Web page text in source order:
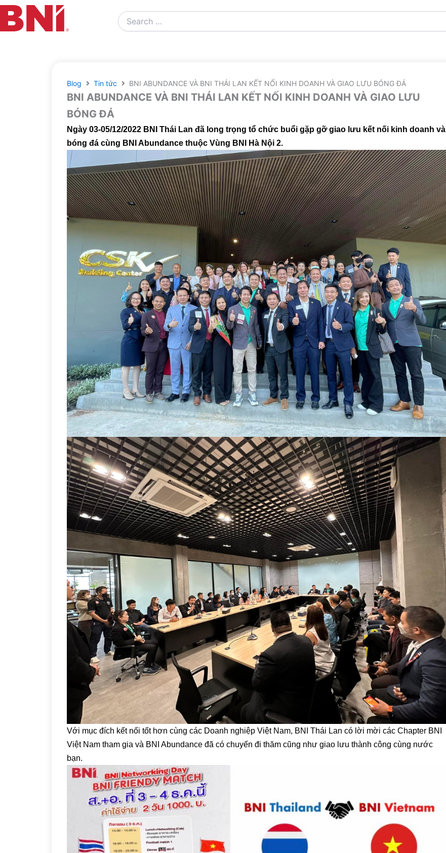
Search
…
Blog Tin tức BNI ABUNDANCE VÀ BNI THÁI LAN KẾT NỐI KINH DOANH VÀ GIAO LƯU BÓNG ĐÁ
BNI ABUNDANCE VÀ BNI THÁI LAN KẾT NỐI KINH DOANH VÀ GIAO LƯU
BÓNG ĐÁ
Ngày 03-05/12/2022 BNI Thái Lan đã long trọng tổ chức buổi gặp gỡ giao lưu kết nối kinh doanh và
bóng đá cùng BNI Abundance thuộc Vùng BNI Hà Nội 2.
Với mục đích kết nối tốt hơn cùng các Doanh nghiệp Việt Nam, BNI Thái Lan có lời mời các Chapter BNI
Việt Nam tham gia và BNI Abundance đã có chuyến đi thăm cũng như giao lưu thành công cùng nước
bạn.